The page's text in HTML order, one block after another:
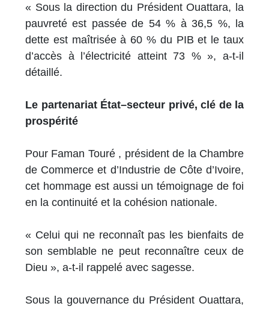
« Sous la direction du Président Ouattara, la
pauvreté est passée de 54 % à 36,5 %, la
dette est maîtrisée à 60 % du PIB et le taux
d’accès à l’électricité atteint 73 % », a-t-il
détaillé.
Le partenariat État–secteur privé, clé de la
prospérité
Pour Faman Touré , président de la Chambre
de Commerce et d’Industrie de Côte d’Ivoire,
cet hommage est aussi un témoignage de foi
en la continuité et la cohésion nationale.
« Celui qui ne reconnaît pas les bienfaits de
son semblable ne peut reconnaître ceux de
Dieu », a-t-il rappelé avec sagesse.
Sous la gouvernance du Président Ouattara,